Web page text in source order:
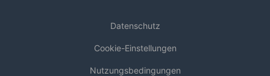
Datenschutz
Cookie-Einstellungen
Nutzungsbedingungen